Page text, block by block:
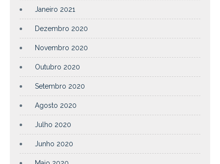
Janeiro 2021
Dezembro 2020
Novembro 2020
Outubro 2020
Setembro 2020
Agosto 2020
Julho 2020
Junho 2020